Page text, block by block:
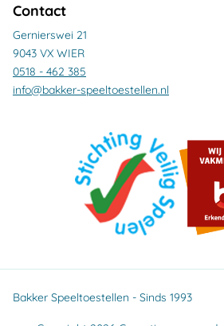
Contact
Gernierswei 21
9043 VX WIER
0518 - 462 385
info@bakker-speeltoestellen.nl
Bakker Speeltoestellen - Sinds 1993